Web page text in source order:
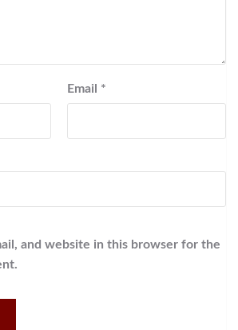
Email *
and website in this browser for the